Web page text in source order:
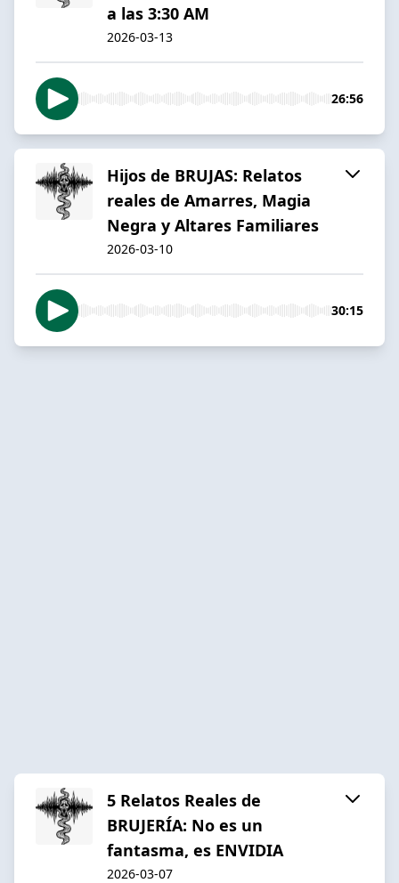
a las 3:30 AM
2026-03-13
26:56
Hijos de BRUJAS: Relatos
reales de Amarres, Magia
Negra y Altares Familiares
2026-03-10
30:15
5 Relatos Reales de
BRUJERÍA: No es un
fantasma, es ENVIDIA
2026-03-07